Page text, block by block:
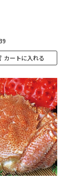
カートに入れる